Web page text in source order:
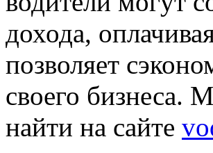
дохода,
позволяет
своего бизнеса.
найти на сайте